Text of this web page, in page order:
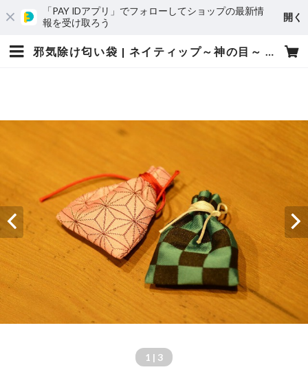
「PAY IDアプリ」でフォローしてショップの最新情
報を受け取ろう
開く
邪気除け匂い袋 | ネイティップ～神の目～ 富士川碧砂・開運セレクト
1 | 3